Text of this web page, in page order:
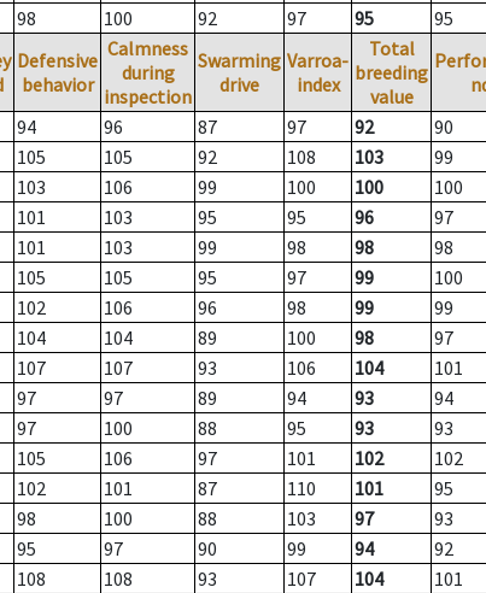
98 100 92 97 95 95
Defensive
behavior
Calmness
during
inspection
Swarming
drive
Varroa-
index
Total
breeding
value
94 96 87 97 92
90
105 105 92 108 103
99
103 106 99 100 100
100
101 103 95 95 96
97
101 103 99 98 98
98
105 105 95 97 99
100
102 106 96 98 99
99
104 104 89 100 98
97
107 107 93 106 104
101
97 97 89 94 93
94
97 100 88 95 93
93
105 106 97 101 102
102
102 101 87 110 101
95
98 100 88 103 97
93
95 97 90 99 94
92
108 108 93 107 104
101